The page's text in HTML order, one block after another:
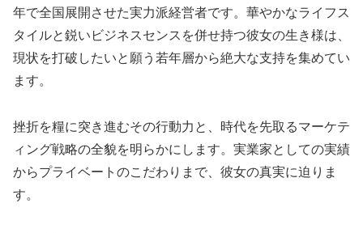
年で全国展開させた実力派経営者です。華やかなライフス
タイルと鋭いビジネスセンスを併せ持つ彼女の生き様は、
現状を打破したいと願う若年層から絶大な支持を集めてい
ます。
挫折を糧に突き進むその行動力と、時代を先取るマーケテ
ィング戦略の全貌を明らかにします。実業家としての実績
からプライベートのこだわりまで、彼女の真実に迫りま
す。